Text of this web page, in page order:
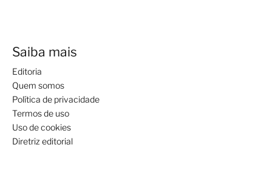
Saiba mais
Editoria
Quem somos
Política de privacidade
Termos de uso
Uso de cookies
Diretriz editorial